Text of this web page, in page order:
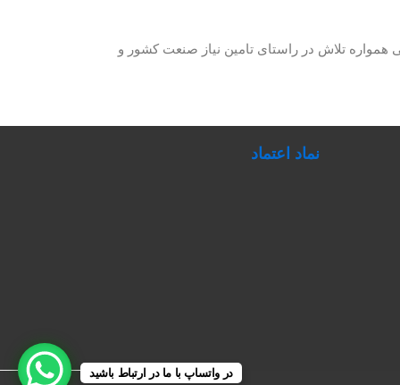
برق صنعتی همواره تلاش در راستای تامین نیاز صنعت کشور و
نماد اعتماد
در واتساپ با ما در ارتباط باشید